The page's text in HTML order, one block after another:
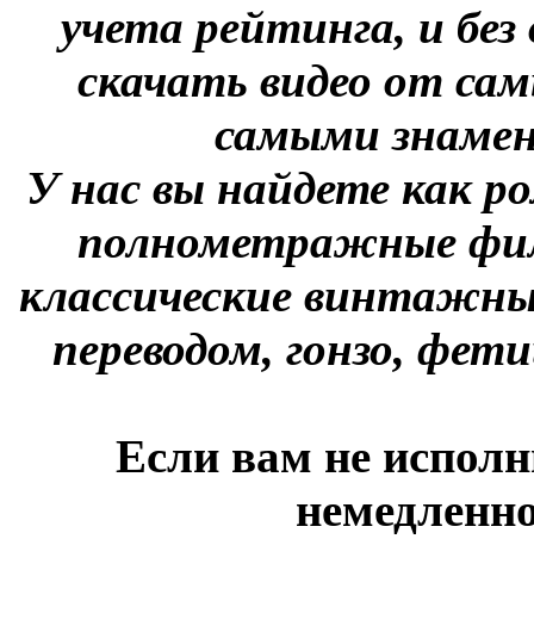
учета рейтинга, и
скачать видео от
самыми
У нас вы найдете как
полнометражные
классические
переводом, гонзо,
Если вам не